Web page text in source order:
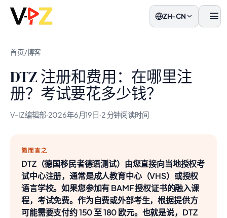
ZH-CN 菜单
首页/博客
DTZ 注册和费用：在哪里注
册？考试要花多少钱？
V-IZ 编辑部·2026年6月19日·2 分钟阅读时间
简而言之
DTZ（德国移民者德语测试）由您直接向当地授权考
试中心注册，通常是成人教育中心（VHS）或授权
语言学校。如果您参加有 BAMF 授权证书的融入课
程，考试免费。作为自费或外部考生，根据提供方
可能需要支付约 150 至 180 欧元。也就是说，DTZ